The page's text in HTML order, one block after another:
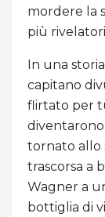
mordere la
più
In una
capitano
flirtato per
tornato allo
trascorsa a
Wagner a
bottiglia di